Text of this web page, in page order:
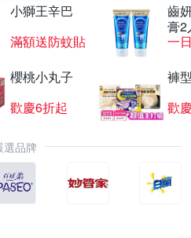
小獅王辛巴
滿額送防蚊貼
齒
膏2
一
櫻桃小丸子
歡慶6折起
褲
歡
選品牌